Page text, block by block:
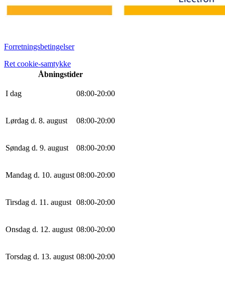
Forretningsbetingelser
Ret cookie-samtykke
Åbningstider
I dag 08:00-20:00
Lørdag d. 8. august 08:00-20:00
Søndag d. 9. august 08:00-20:00
Mandag d. 10. august 08:00-20:00
Tirsdag d. 11. august 08:00-20:00
Onsdag d. 12. august 08:00-20:00
Torsdag d. 13. august 08:00-20:00